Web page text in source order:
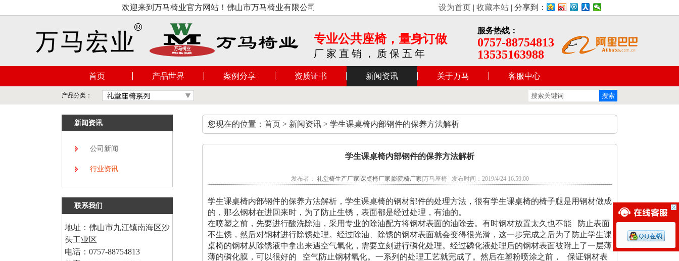
欢迎来到万马椅业官方网站！佛山市万马椅业有限公司是一家专业制造、生产、销售礼堂座椅、影院座椅、学校阶梯课桌椅的生产厂家，公司的经营理念：
设为首页 | 收藏本站 | 分享到：
专业公共座椅，量身订做
厂 家 直 销 ， 质 保 五 年
服务热线：
0757-88754813
13535163988
首页 产品世界 案例分享 资质证书 新闻资讯 关于万马 客服中心
产品分类：
新闻资讯
公司新闻
行业资讯
联系我们
地址：佛山市九江镇南海区沙
头工业区
电话：0757-88754813
您现在的位置：首页 > 新闻资讯 > 学生课桌椅内部钢件的保养方法解析
学生课桌椅内部钢件的保养方法解析
发布者： 礼堂椅生产厂家 课桌椅厂家 影院椅厂家 |万马座椅 发布时间：2019/4/24 16:59:00
学生课桌椅内部钢件的保养方法解析，学生课桌椅的钢材部件的处理方法，很有学生课桌椅的椅子腿是用钢材做成
的，那么钢材在进回来时，为了防止生锈，表面都是经过处理，有油的。
在喷塑之前，先要进行酸洗除油，采用专业的除油配方将钢材表面的油除去。有时钢材放置太久也不能 防止表面
不生锈，然后对钢材进行除锈处理。经过除油、除锈的钢材表面就会变得很光滑，这一步完成之后为了防止学生课
桌椅的钢材从除锈液中拿出来遇空气氧化，需要立刻进行磷化处理。经过磷化液处理后的钢材表面被附上了一层薄
薄的磷化膜，可以很好的 空气防止钢材氧化。一系列的处理工艺就完成了。然后在塑粉喷涂之前， 保证钢材表